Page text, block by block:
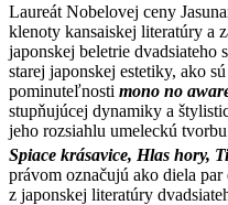
Laureát Nobelovej ceny
klenoty kansaiskej literatúry a
japonskej beletrie dvadsiateho
starej japonskej estetiky, ako
pominuteľnosti mono no
stupňujúcej dynamiky a
jeho rozsiahlu umeleckú
Spiace krásavice, Hlas hory,
právom označujú ako diela
z japonskej literatúry